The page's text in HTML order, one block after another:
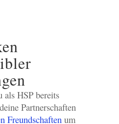
als HSP bereits
Partnerschaften
Freundschaften um